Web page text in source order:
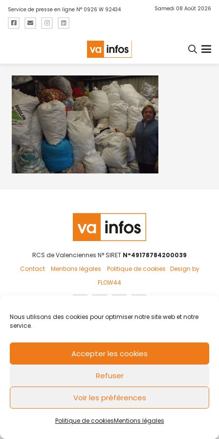
Nous utilisons des cookies pour optimiser notre site web et notre
service.
Accepter les cookies
Refuser
Voir les préférences
Politique de cookiesMentions légales
Service de presse en ligne N° 0926 W 92434 Samedi 08 Août 2026
RCS de Valenciennes N° SIRET N°49178784200039
Contact
Mentions légales Politique de cookies Design by
FLOW44